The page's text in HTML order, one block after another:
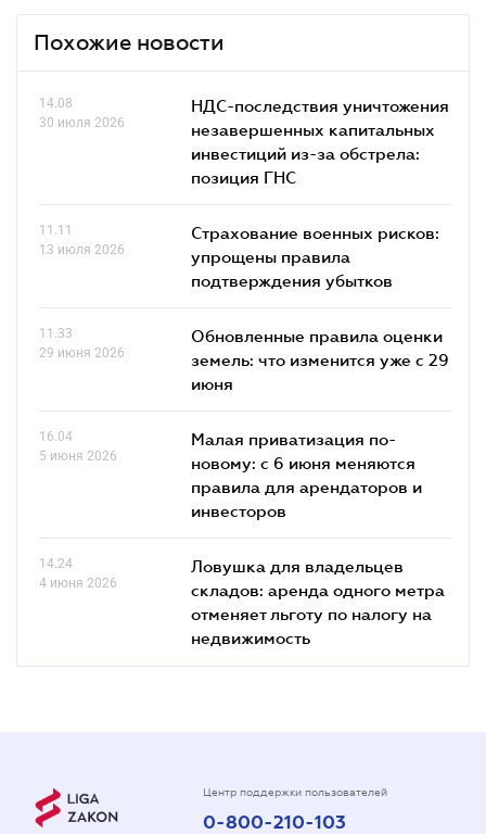
Похожие новости
14.08
30 июля 2026
НДС-последствия уничтожения
незавершенных капитальных
инвестиций из-за обстрела:
позиция ГНС
11.11
13 июля 2026
Страхование военных рисков:
упрощены правила
подтверждения убытков
11.33
29 июня 2026
Обновленные правила оценки
земель: что изменится уже с 29
июня
16.04
5 июня 2026
Малая приватизация по-
новому: с 6 июня меняются
правила для арендаторов и
инвесторов
14.24
4 июня 2026
Ловушка для владельцев
складов: аренда одного метра
отменяет льготу по налогу на
недвижимость
Центр поддержки пользователей
0-800-210-103